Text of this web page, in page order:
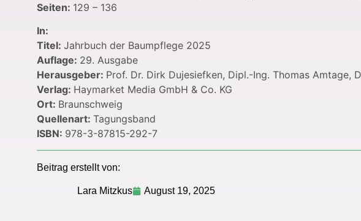
Seiten: 129 – 136
In:
Titel: Jahrbuch der Baumpflege 2025
Auflage: 29. Ausgabe
Herausgeber: Prof. Dr. Dirk Dujesiefken, Dipl.-Ing. Thomas Amtage,
Verlag: Haymarket Media GmbH & Co. KG
Ort: Braunschweig
Quellenart: Tagungsband
ISBN: 978-3-87815-292-7
Beitrag erstellt von:
Lara Mitzkus August 19, 2025